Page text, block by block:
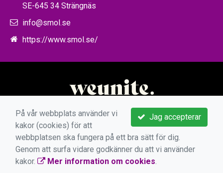
SE-645 34 Strängnäs
info@smol.se
https://www.smol.se/
Jag accepterar
På vår webbplats använder vi
kakor (cookies) för att
webbplatsen ska fungera på ett bra sätt för dig.
Genom att surfa vidare godkänner du att vi använder
kakor.
Mer information om cookies.